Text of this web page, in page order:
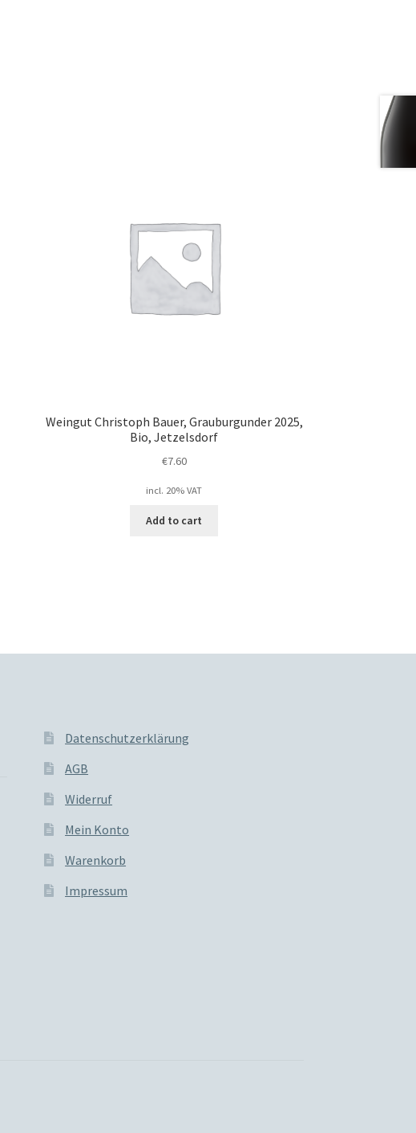
Weingut Christoph Bauer, Grauburgunder 2025,
Bio, Jetzelsdorf
€7.60
incl. 20% VAT
Add to cart
Datenschutzerklärung
AGB
Widerruf
Mein Konto
Warenkorb
Impressum